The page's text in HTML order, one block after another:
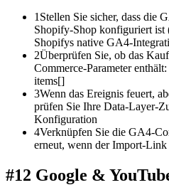
1 Stellen Sie sicher, dass die
Shopify-Shop konfiguriert ist
Shopifys native GA4-
2Überprüfen Sie, ob das
Commerce-Parameter
items[]
3Wenn das Ereignis feuert,
prüfen Sie Ihre Data-Layer-
Konfiguration
4Verknüpfen Sie die GA4-
erneut, wenn der Import-
#12 Google &